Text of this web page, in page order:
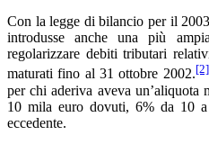
Con la legge di bilancio per il
introdusse anche una più
regolarizzare debiti tributari
maturati fino al 31 ottobre 2002.[2]
per chi aderiva aveva un’aliquota
10 mila euro dovuti, 6% da 10
eccedente.